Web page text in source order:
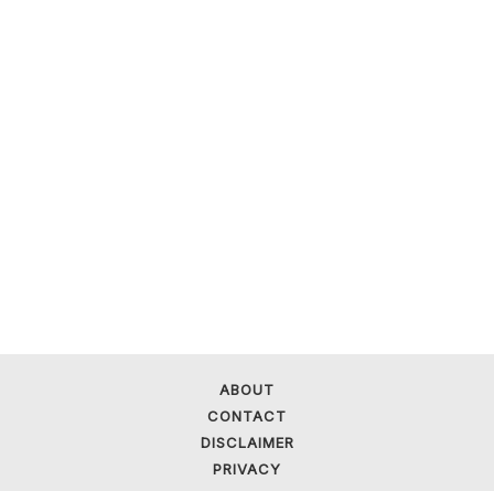
ABOUT
CONTACT
DISCLAIMER
PRIVACY